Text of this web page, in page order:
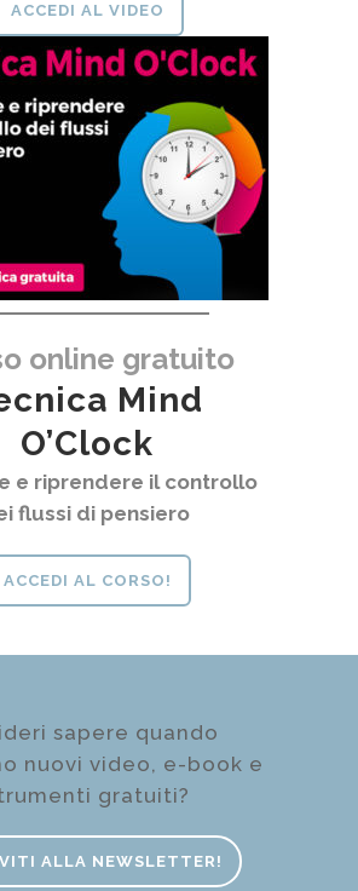
ACCEDI AL VIDEO
online gratuito
Mind
O’Clock
e riprendere il controllo
flussi di pensiero
ACCEDI AL CORSO!
sapere quando
nuovi video, e-book e
gratuiti?
ALLA NEWSLETTER!